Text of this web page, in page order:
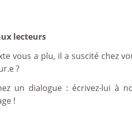
lecteurs
vous a plu, il a suscité chez
?
un dialogue : écrivez-lui à
!